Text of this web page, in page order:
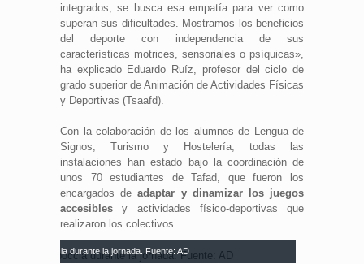
integrados, se busca esa empatía para ver como
superan sus dificultades. Mostramos los beneficios
del deporte con independencia de sus
características motrices, sensoriales o psíquicas»,
ha explicado Eduardo Ruíz, profesor del ciclo de
grado superior de Animación de Actividades Físicas
y Deportivas (Tsaafd).
Con la colaboración de los alumnos de Lengua de
Signos, Turismo y Hostelería, todas las
instalaciones han estado bajo la coordinación de
unos 70 estudiantes de Tafad, que fueron los
encargados deadaptar y dinamizar los juegos
accesibles y actividades físico-deportivas que
realizaron los colectivos.
boccia durante la jornada. Fuente: AD